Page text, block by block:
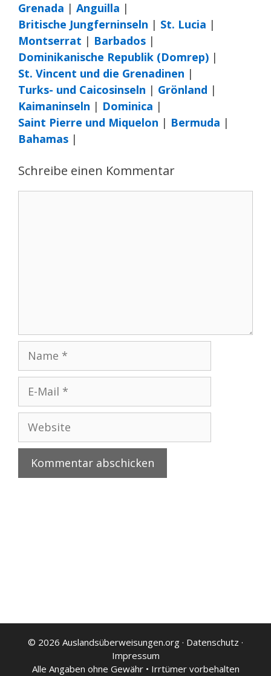
Grenada | Anguilla |
Britische Jungferninseln | St. Lucia |
Montserrat | Barbados |
Dominikanische Republik (Domrep) |
St. Vincent und die Grenadinen |
Turks- und Caicosinseln | Grönland |
Kaimaninseln | Dominica |
Saint Pierre und Miquelon | Bermuda |
Bahamas |
Schreibe einen Kommentar
Name
Mail
Website
© 2026 Auslandsüberweisungen.org · Datenschutz ·
Impressum
Alle Angaben ohne Gewähr • Irrtümer vorbehalten